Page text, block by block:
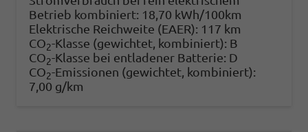
Betrieb kombiniert: 18,70 kWh/100km
Elektrische Reichweite (EAER): 117 km
CO2-Klasse (gewichtet, kombiniert): B
CO2-Klasse bei entladener Batterie: D
CO2-Emissionen (gewichtet, kombiniert):
7,00 g/km